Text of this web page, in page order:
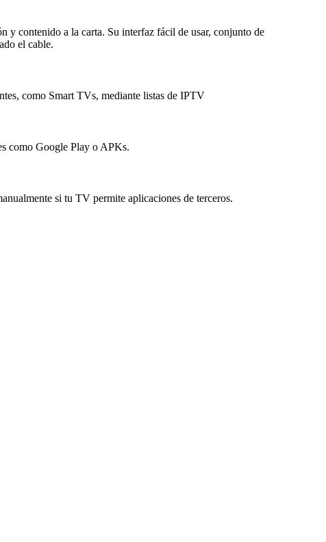
y contenido a la carta. Su interfaz fácil de usar, conjunto de
el cable.
como Smart TVs, mediante listas de IPTV
como Google Play o APKs.
si tu TV permite aplicaciones de terceros.